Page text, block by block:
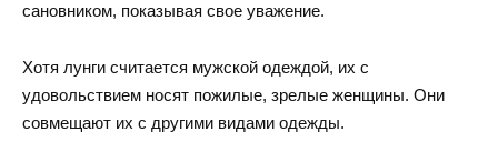
сановником, показывая свое уважение.
Хотя лунги считается мужской одеждой, их с
удовольствием носят пожилые, зрелые женщины. Они
совмещают их с другими видами одежды.